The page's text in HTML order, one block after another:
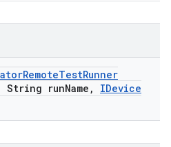
RemoteTestRunner
String runName ,
IDevice